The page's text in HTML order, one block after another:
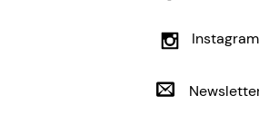
Instagram